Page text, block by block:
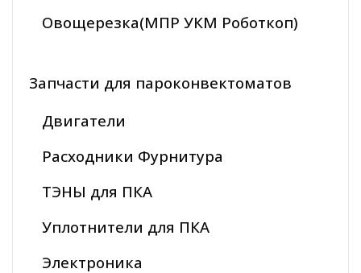
Овощерезка(МПР УКМ Роботкоп)
Запчасти для пароконвектоматов
Двигатели
Расходники Фурнитура
ТЭНЫ для ПКА
Уплотнители для ПКА
Электроника